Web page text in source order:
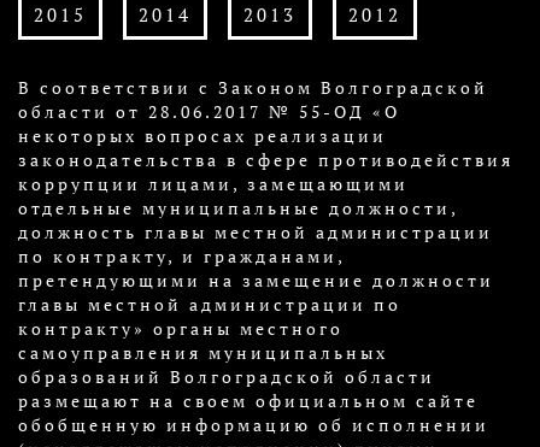
2015
2014 2013 2012
​В соответствии с Законом Волгоградской
области от 28.06.2017 № 55-ОД «О
некоторых вопросах реализации
законодательства в сфере противодействия
коррупции лицами, замещающими
отдельные муниципальные должности,
должность главы местной администрации
по контракту, и гражданами,
претендующими на замещение должности
главы местной администрации по
контракту» органы местного
самоуправления муниципальных
образований Волгоградской области
размещают на своем официальном сайте
обобщенную информацию об исполнении